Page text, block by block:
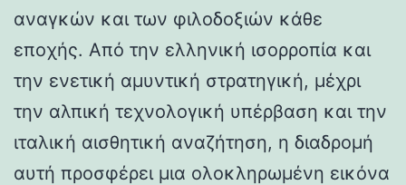
αναγκών και των φιλοδοξιών κάθε
εποχής. Από την ελληνική ισορροπία και
την ενετική αμυντική στρατηγική, μέχρι
την αλπική τεχνολογική υπέρβαση και την
ιταλική αισθητική αναζήτηση, η διαδρομή
αυτή προσφέρει μια ολοκληρωμένη εικόνα